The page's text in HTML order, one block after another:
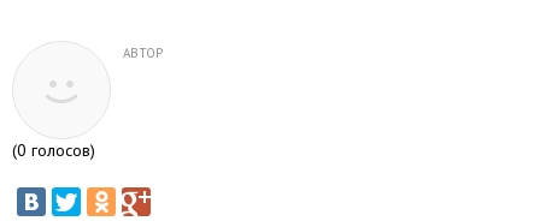
АВТОР
(0 голосов)